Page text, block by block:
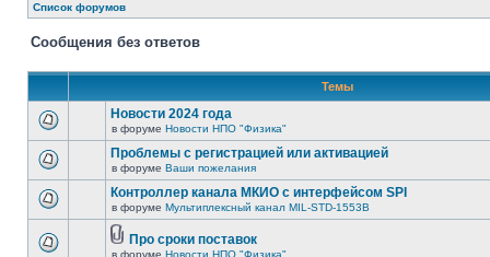
Список форумов
Сообщения без ответов
Темы
Новости 2024 года
в форуме Новости НПО "Физика"
Проблемы с регистрацией или активацией
в форуме Ваши пожелания
Контроллер канала МКИО с интерфейсом SPI
в форуме Мультиплексный канал MIL-STD-1553B
Про сроки поставок
в форуме Новости НПО "Физика"